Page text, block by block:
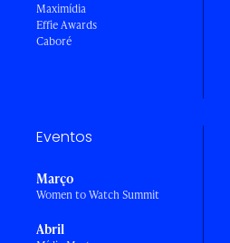
Maximídia
Effie Awards
Caboré
Eventos
Março
Women to Watch Summit
Abril